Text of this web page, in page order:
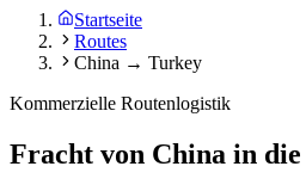
Startseite
Routes
China → Turkey
Kommerzielle Routenlogistik
Fracht von China in